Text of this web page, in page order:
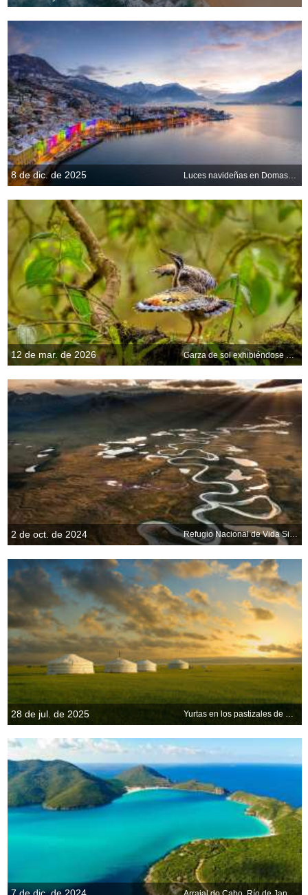
8 de dic. de 2025 Luces navideñas en Domaso, Lago de Como, Lombardía, Italia
12 de mar. de 2026 Garza de sol exhibiéndose en el nido, Ecuador
2 de oct. de 2024 Refugio Nacional de Vida Silvestre del Ártico, Alaska, EE. UU.
28 de jul. de 2025 Yurtas en los pastizales de Mongolia